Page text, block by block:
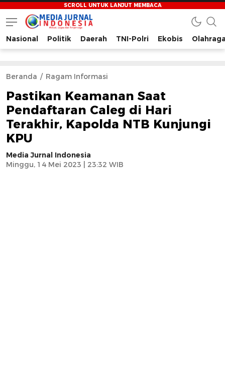
Media Jurnal Indonesia
Bersama Membangun Indonesia
Nasional Politik Daerah TNI-Polri Ekobis
Beranda Ragam Informasi
Pastikan Keamanan Saat
Pendaftaran Caleg di Hari
Terakhir, Kapolda NTB Kunjungi
KPU
Media Jurnal Indonesia
Minggu, 14 Mei 2023 | 23:32 WIB